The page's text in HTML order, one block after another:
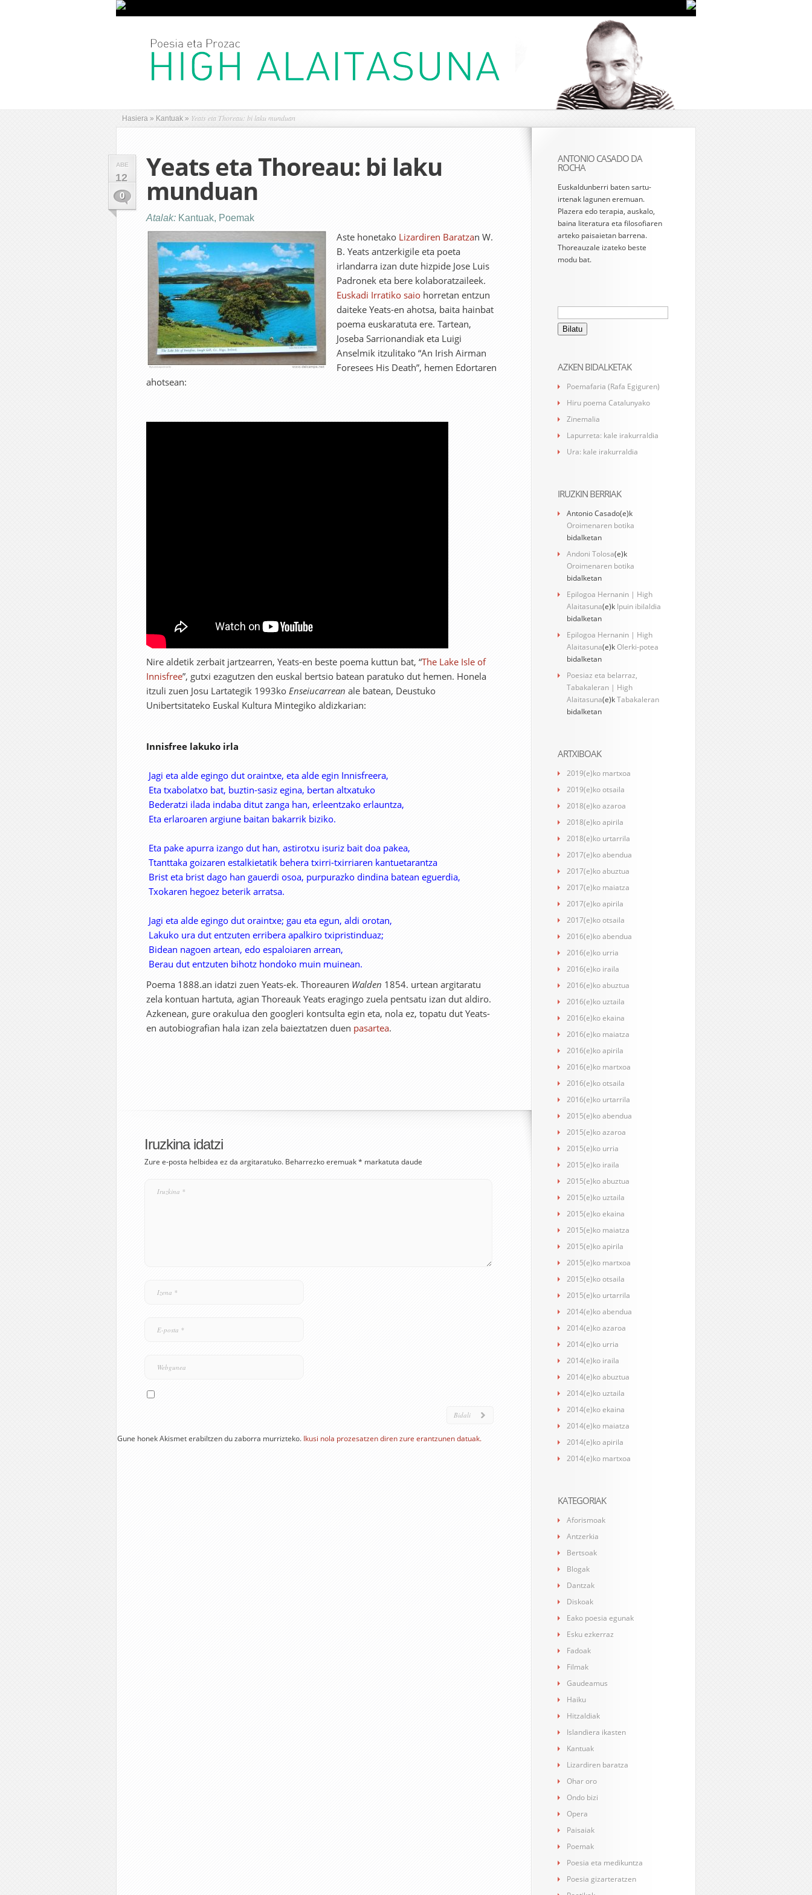
Hasiera » Kantuak » Yeats eta Thoreau: bi laku munduan
ABE
12
0
Yeats eta Thoreau: bi laku
munduan
Atalak: Kantuak, Poemak
Aste honetako Lizardiren Baratzan W.
B. Yeats antzerkigile eta poeta
irlandarra izan dute hizpide Jose Luis
Padronek eta bere kolaboratzaileek.
Euskadi Irratiko saio horretan entzun
daiteke Yeats-en ahotsa, baita hainbat
poema euskaratuta ere. Tartean,
Joseba Sarrionandiak eta Luigi
Anselmik itzulitako “An Irish Airman
Foresees His Death”, hemen Edortaren
ahotsean:
Nire aldetik zerbait jartzearren, Yeats-en beste poema kuttun bat, “The Lake Isle of
Innisfree”, gutxi ezagutzen den euskal bertsio batean paratuko dut hemen. Honela
itzuli zuen Josu Lartategik 1993ko Enseiucarrean ale batean, Deustuko
Unibertsitateko Euskal Kultura Mintegiko aldizkarian:
Innisfree lakuko irla
Jagi eta alde egingo dut oraintxe, eta alde egin Innisfreera,
Eta txabolatxo bat, buztin-sasiz egina, bertan altxatuko
Bederatzi ilada indaba ditut zanga han, erleentzako erlauntza,
Eta erlaroaren argiune baitan bakarrik biziko.
Eta pake apurra izango dut han, astirotxu isuriz bait doa pakea,
Ttanttaka goizaren estalkietatik behera txirri-txirriaren kantuetarantza
Brist eta brist dago han gauerdi osoa, purpurazko dindina batean eguerdia,
Txokaren hegoez beterik arratsa.
Jagi eta alde egingo dut oraintxe; gau eta egun, aldi orotan,
Lakuko ura dut entzuten erribera apalkiro txipristinduaz;
Bidean nagoen artean, edo espaloiaren arrean,
Berau dut entzuten bihotz hondoko muin muinean.
Poema 1888.an idatzi zuen Yeats-ek. Thoreauren Walden 1854. urtean argitaratu
zela kontuan hartuta, agian Thoreauk Yeats eragingo zuela pentsatu izan dut aldiro.
Azkenean, gure orakulua den googleri kontsulta egin eta, nola ez, topatu dut Yeats-
en autobiografian hala izan zela baieztatzen duen pasartea.
Iruzkina idatzi
Zure e-posta helbidea ez da argitaratuko. Beharrezko eremuak* markatuta daude
Gune honek Akismet erabiltzen du zaborra murrizteko. Ikusi nola prozesatzen diren zure erantzunen datuak.
ANTONIO CASADO DA
ROCHA
Euskaldunberri baten sartu-
irtenak lagunen eremuan.
Plazera edo terapia, auskalo,
baina literatura eta filosofiaren
arteko paisaietan barrena.
Thoreauzale izateko beste
modu bat.
Bilatu:
AZKEN BIDALKETAK
Poemafaria (Rafa Egiguren)
Hiru poema Catalunyako
Zinemalia
Lapurreta: kale irakurraldia
Ura: kale irakurraldia
IRUZKIN BERRIAK
Antonio Casado(e)k
Oroimenaren botika
bidalketan
Andoni Tolosa(e)k
Oroimenaren botika
bidalketan
Epilogoa Hernanin | High
Alaitasuna(e)k Ipuin ibilaldia
bidalketan
Epilogoa Hernanin | High
Alaitasuna(e)kOlerki-potea
bidalketan
Poesiaz eta belarraz,
Tabakaleran | High
Alaitasuna(e)kTabakaleran
bidalketan
ARTXIBOAK
2019(e)ko martxoa
2019(e)ko otsaila
2018(e)ko azaroa
2018(e)ko apirila
2018(e)ko urtarrila
2017(e)ko abendua
2017(e)ko abuztua
2017(e)ko maiatza
2017(e)ko apirila
2017(e)ko otsaila
2016(e)ko abendua
2016(e)ko urria
2016(e)ko iraila
2016(e)ko abuztua
2016(e)ko uztaila
2016(e)ko ekaina
2016(e)ko maiatza
2016(e)ko apirila
2016(e)ko martxoa
2016(e)ko otsaila
2016(e)ko urtarrila
2015(e)ko abendua
2015(e)ko azaroa
2015(e)ko urria
2015(e)ko iraila
2015(e)ko abuztua
2015(e)ko uztaila
2015(e)ko ekaina
2015(e)ko maiatza
2015(e)ko apirila
2015(e)ko martxoa
2015(e)ko otsaila
2015(e)ko urtarrila
2014(e)ko abendua
2014(e)ko azaroa
2014(e)ko urria
2014(e)ko iraila
2014(e)ko abuztua
2014(e)ko uztaila
2014(e)ko ekaina
2014(e)ko maiatza
2014(e)ko apirila
2014(e)ko martxoa
KATEGORIAK
Aforismoak
Antzerkia
Bertsoak
Blogak
Dantzak
Diskoak
Eako poesia egunak
Esku ezkerraz
Fadoak
Filmak
Gaudeamus
Haiku
Hitzaldiak
Islandiera ikasten
Kantuak
Lizardiren baratza
Ohar oro
Ondo bizi
Opera
Paisaiak
Poemak
Poesia eta medikuntza
Poesia gizarteratzen